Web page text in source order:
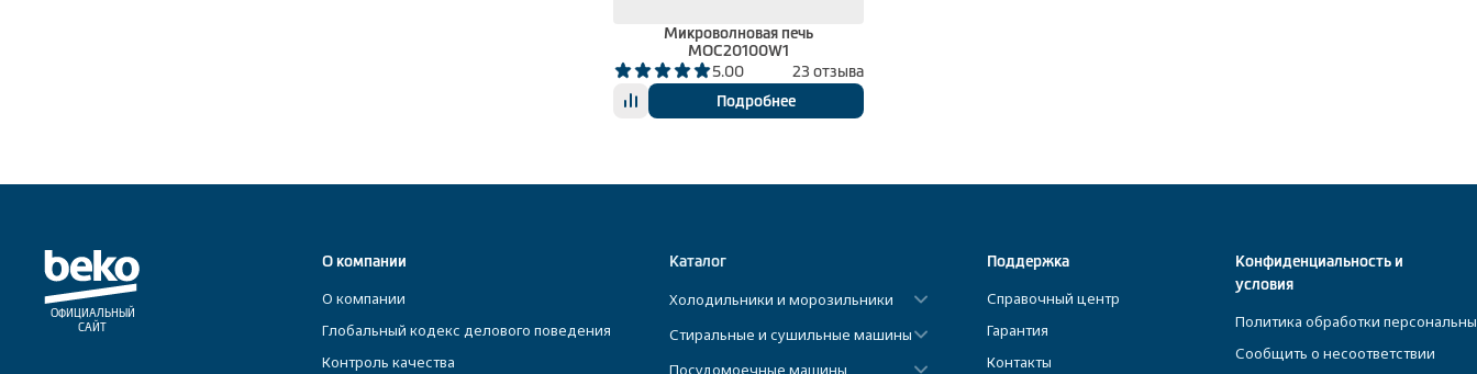
Микроволновая печь
MOC20100W1
5.00
23 отзыва
Подробнее
ОФИЦИАЛЬНЫЙ
САЙТ
О компании
О компании
Глобальный кодекс делового поведения
Контроль качества
Каталог
Холодильники и морозильники
Стиральные и сушильные машины
Посудомоечные машины
Поддержка
Справочный центр
Гарантия
Контакты
Конфиденциальность и
условия
Политика обработки
Сообщить о несоответствии